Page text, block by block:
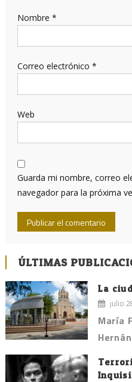
Nombre *
Correo electrónico *
Web
Guarda mi nombre, correo
navegador para la próxima
ÚLTIMAS
La
julio
María